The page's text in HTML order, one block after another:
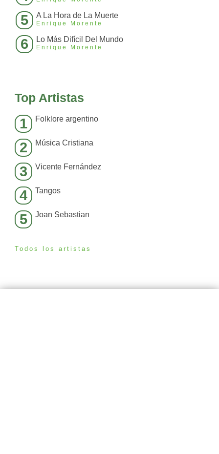
5 A La Hora de La Muerte
Enrique Morente
6 Lo Más Difícil Del Mundo
Enrique Morente
Top Artistas
1 Folklore argentino
2 Música Cristiana
3 Vicente Fernández
4 Tangos
5 Joan Sebastian
Todos los artistas